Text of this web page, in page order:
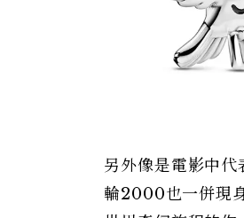
另外像是電影中
輪2000也一併現